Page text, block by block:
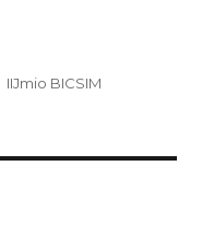
カ
IIJmio BICSIM